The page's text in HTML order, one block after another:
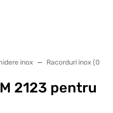
inox Racorduri inox (02)
2123 pentru